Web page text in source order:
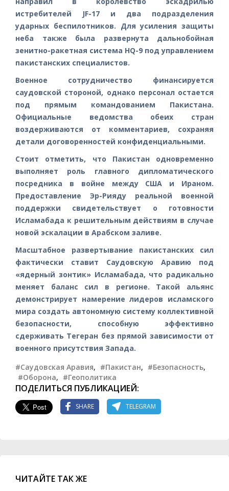
истребителей JF-17 и два подразделения
ударных беспилотников. Для усиления защиты
неба также была развернута дальнобойная
зенитно-ракетная система HQ-9 под управлением
пакистанских специалистов.
Военное сотрудничество финансируется
саудовской стороной, однако персонал остается
под прямым командованием Пакистана.
Официальные ведомства обеих стран
воздерживаются от комментариев, сохраняя
детали договоренностей конфиденциальными.
Стоит отметить, что Пакистан одновременно
выполняет роль главного дипломатического
посредника в войне между США и Ираном.
Предоставление Эр-Рияду реальной военной
поддержки свидетельствует о готовности
Исламабада к решительным действиям в случае
новой эскалации в Арабском заливе.
Масштабное развертывание пакистанских сил
фактически ставит Саудовскую Аравию под
«ядерный зонтик» Исламабада, что радикально
меняет баланс сил в регионе. Такой альянс
демонстрирует намерение лидеров исламского
мира создать автономную систему коллективной
безопасности, способную эффективно
сдерживать Тегеран без прямой зависимости от
военного присутствия Запада.
#Саудовская Аравия, #Пакистан, #Безопасность,
#Оборона, #Геополитика
ПОДЕЛИТЬСЯ ПУБЛИКАЦИЕЙ:
SHARE TELEGRAM
ЧИТАЙТЕ ТАК ЖЕ